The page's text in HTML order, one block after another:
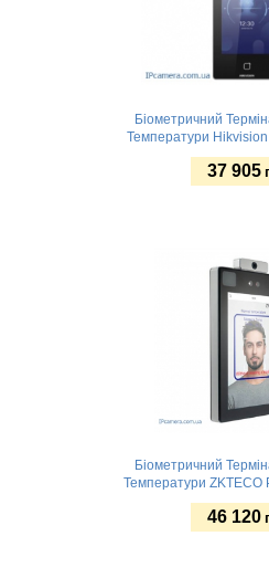
Біометричний
Температури
37 905
Біометричний
Температури ZKTECO
46 120